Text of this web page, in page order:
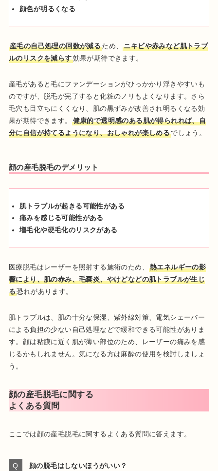
顔色が明るくなる
産毛の自己処理の回数が減るため、ニキビや赤みなど肌トラブ
ルのリスクを減らす効果が期待できます。
産毛があると毛にファンデーションがひっかかり浮きやすいも
のですが、脱毛が完了すると化粧のノリもよくなります。さら
毛穴も目立ちにくくなり、肌の黒ずみが改善され明るくなる効
果が期待できます。
健康的で透明感のある肌が得られれば、自
分に自信が持てるようになり、おしゃれが楽しめるでしょう。
顔の産毛脱毛のデメリット
肌トラブルが起きる可能性がある
痛みを感じる可能性がある
増毛化や硬毛化のリスクがある
医療脱毛はレーザーを照射する施術のため、
熱エネルギーの影
響により、肌の赤み、毛嚢炎、やけどなどの肌トラブルが生じ
る恐れがあります。
肌トラブルは、肌の十分な保湿、紫外線対策、電気シェーバー
による負担の少ない自己処理などで緩和できる可能性がありま
す。顔は粘膜に近く肌が薄い部位のため、レーザーの痛みを感
じるかもしれません。気になる方は麻酔の使用を検討しましょ
う。
顔の産毛脱毛に関する
よくある質問
ここでは顔の産毛脱毛に関するよくある質問に答えます。
顔の脱毛はしないほうがいい？